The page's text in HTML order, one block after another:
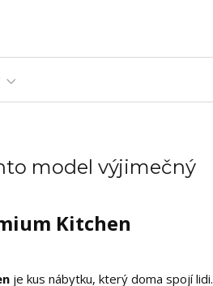
model výjimečný
Kitchen
je kus nábytku, který doma spojí lidi.